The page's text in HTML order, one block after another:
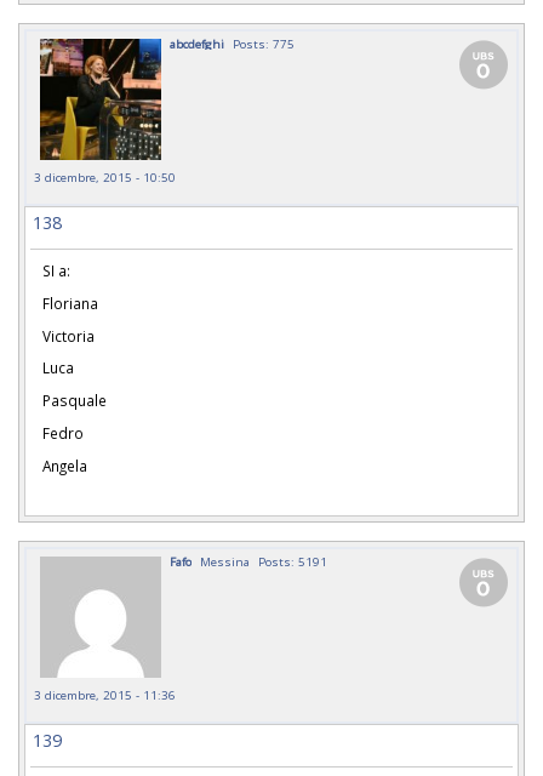
abcdefghi Posts: 775
3 dicembre, 2015 - 10:50
138
SI a:
Floriana
Victoria
Luca
Pasquale
Fedro
Angela
Fafo Messina Posts: 5191
3 dicembre, 2015 - 11:36
139